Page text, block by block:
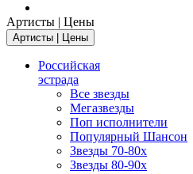
Артисты | Цены
Артисты | Цены
Российская
эстрада
Все звезды
Мегазвезды
Поп исполнители
Популярный Шансон
Звезды 70-80х
Звезды 80-90х